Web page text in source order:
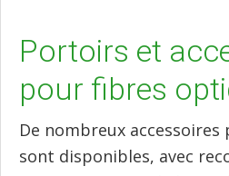
Portoirs et
pour fibres
De nombreux
sont disponibles, avec